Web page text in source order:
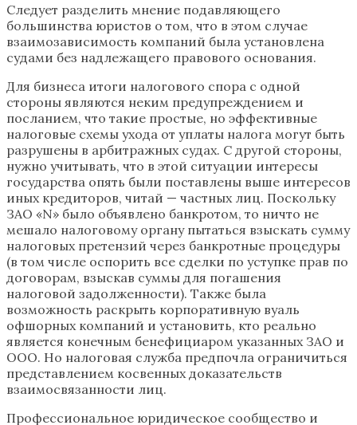
Следует разделить мнение подавляющего
большинства юристов о том, что в этом случае
взаимозависимость компаний была установлена
судами без надлежащего правового основания.
Для бизнеса итоги налогового спора с одной
стороны являются неким предупреждением и
посланием, что такие простые, но эффективные
налоговые схемы ухода от уплаты налога могут быть
разрушены в арбитражных судах. С другой стороны,
нужно учитывать, что в этой ситуации интересы
государства опять были поставлены выше интересов
иных кредиторов, читай — частных лиц. Поскольку
ЗАО «N» было объявлено банкротом, то ничто не
мешало налоговому органу пытаться взыскать сумму
налоговых претензий через банкротные процедуры
(в том числе оспорить все сделки по уступке прав по
договорам, взыскав суммы для погашения
налоговой задолженности). Также была
возможность раскрыть корпоративную вуаль
офшорных компаний и установить, кто реально
является конечным бенефициаром указанных ЗАО и
ООО. Но налоговая служба предпочла ограничиться
представлением косвенных доказательств
взаимосвязанности лиц.
Профессиональное юридическое сообщество и